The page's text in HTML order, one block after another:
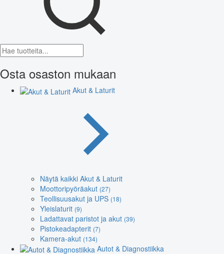
Osta osaston mukaan
Akut & Laturit
Näytä kaikki Akut & Laturit
Moottoripyöräakut (27)
Teollisuusakut ja UPS (18)
Yleislaturit (9)
Ladattavat paristot ja akut (39)
Pistokeadapterit (7)
Kamera-akut (134)
Autot & Diagnostiikka